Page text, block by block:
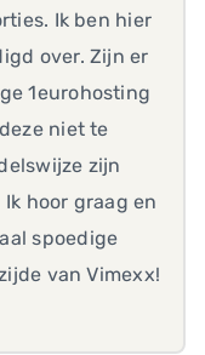
Ik ben hier
over. Zijn er
1eurohosting
niet te
zijn
hoor graag en
spoedige
van Vimexx!